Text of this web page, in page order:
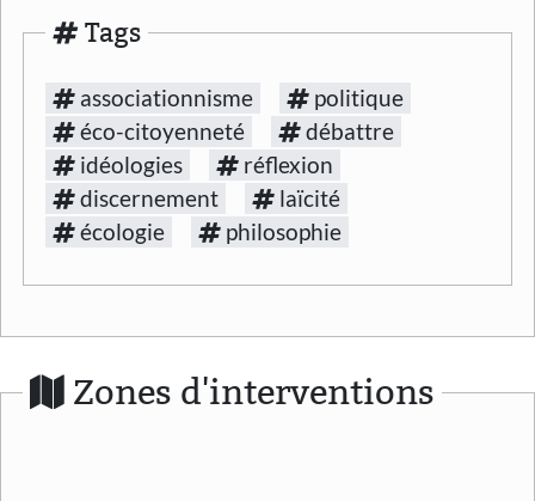
Tags
associationnisme
politique
éco-citoyenneté
débattre
idéologies
réflexion
discernement
laïcité
écologie
philosophie
Zones d'interventions